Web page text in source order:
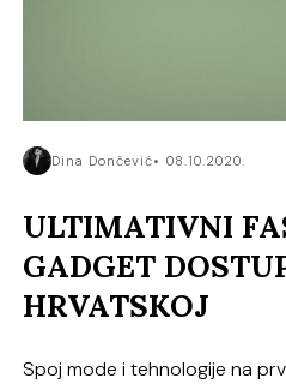
Dina Dončević 08.10.2020.
ULTIMATIVNI
GADGET
HRVATSKOJ
Spoj mode i tehnologije na